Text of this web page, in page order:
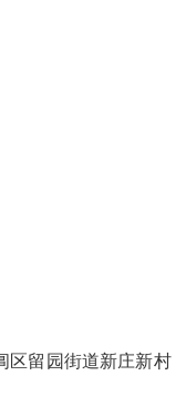
区留园街道新庄新村